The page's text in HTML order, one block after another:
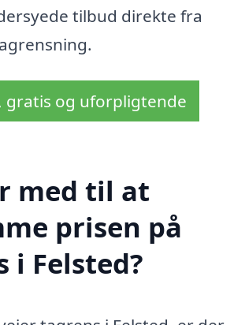
tilbud direkte fra
gratis og uforpligtende
med til at
prisen på
i Felsted?